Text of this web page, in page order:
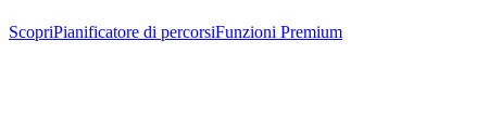
ScopriPianificatore di percorsiFunzioni Premium